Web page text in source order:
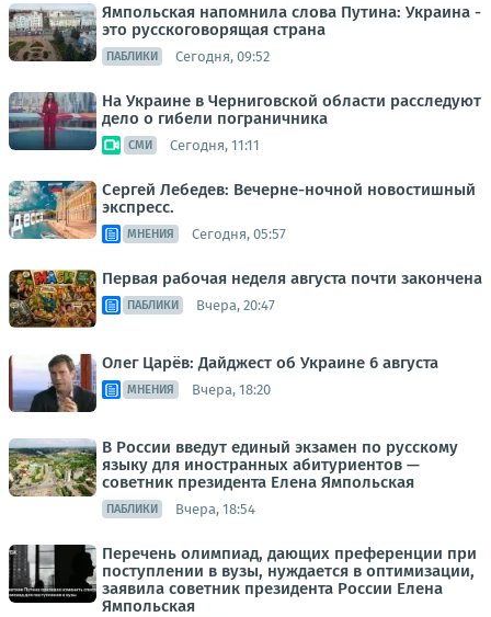
Ямпольская напомнила слова Путина: Украина -
это русскоговорящая страна
ПАБЛИКИ Сегодня, 09:52
На Украине в Черниговской области расследуют
дело о гибели пограничника
СМИ Сегодня, 11:11
Сергей Лебедев: Вечерне-ночной новостишный
экспресс.
МНЕНИЯ Сегодня, 05:57
Первая рабочая неделя августа почти закончена
ПАБЛИКИ Вчера, 20:47
Олег Царёв: Дайджест об Украине 6 августа
МНЕНИЯ Вчера, 18:20
В России введут единый экзамен по русскому
языку для иностранных абитуриентов —
советник президента Елена Ямпольская
ПАБЛИКИ Вчера, 18:54
Перечень олимпиад, дающих преференции при
поступлении в вузы, нуждается в оптимизации,
заявила советник президента России Елена
Ямпольская